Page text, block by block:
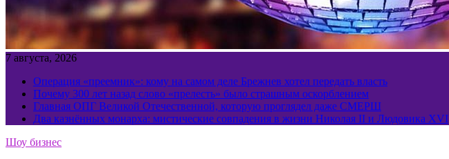
7 августа, 2026
Операция «преемник»: кому на самом деле Брежнев хотел передать власть
Почему 300 лет назад слово «прелесть» было страшным оскорблением
Главная ОПГ Великой Отечественной, которую проглядел даже СМЕРШ
Два казнённых монарха: мистические совпадения в жизни Николая II и Людовика XVI
Шоу бизнес